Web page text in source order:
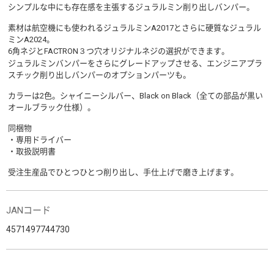
シンプルな中にも存在感を主張するジュラルミン削り出しバンパー。
素材は航空機にも使われるジュラルミンA2017とさらに硬質なジュラル
ミンA2024。
6角ネジとFACTRON３つ穴オリジナルネジの選択ができます。
ジュラルミンバンパーをさらにグレードアップさせる、エンジニアプラ
スチック削り出しバンパーのオプションパーツも。
カラーは2色。シャイニーシルバー、Black on Black（全ての部品が黒い
オールブラック仕様）。
同梱物
・専用ドライバー
・取扱説明書
受注生産品でひとつひとつ削り出し、手仕上げで磨き上げます。
JANコード
4571497744730